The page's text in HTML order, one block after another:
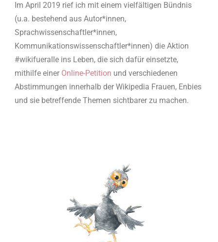
Im April 2019 rief ich mit einem vielfältigen Bündnis
(u.a. bestehend aus Autor*innen,
Sprachwissenschaftler*innen,
Kommunikationswissenschaftler*innen) die Aktion
#wikifueralle ins Leben, die sich dafür einsetzte,
mithilfe einer Online-Petition und verschiedenen
Abstimmungen innerhalb der Wikipedia Frauen, Enbies
und sie betreffende Themen sichtbarer zu machen.